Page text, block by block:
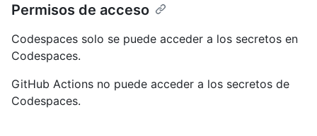
Permisos de acceso
Codespaces solo se puede acceder a los secretos en
Codespaces.
GitHub Actions no puede acceder a los secretos de
Codespaces.